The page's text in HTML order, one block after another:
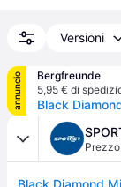
Versioni
annuncio
Bergfreunde
5,95 € di
Black Diamond